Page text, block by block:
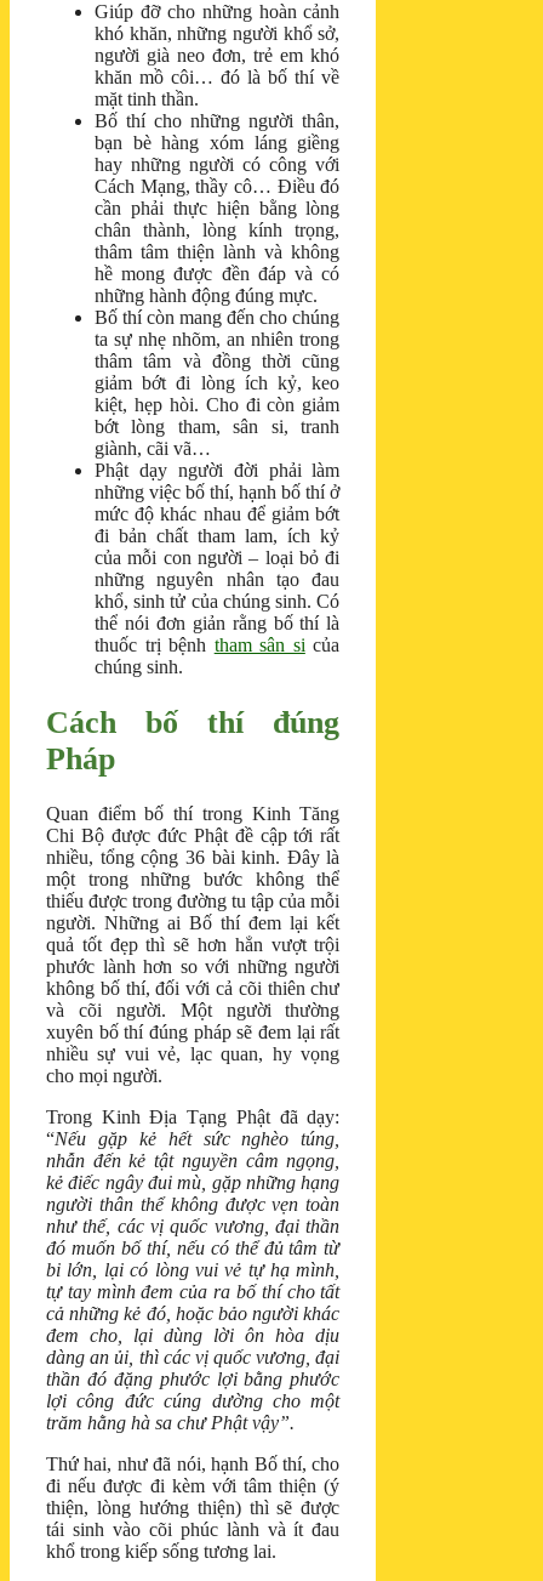
Giúp đỡ cho những hoàn cảnh
khó khăn, những người khổ sở,
người già neo đơn, trẻ em khó
khăn mồ côi… đó là bố thí về
mặt tinh thần.
Bố thí cho những người thân,
bạn bè hàng xóm láng giềng
hay những người có công với
Cách Mạng, thầy cô… Điều đó
cần phải thực hiện bằng lòng
chân thành, lòng kính trọng,
thâm tâm thiện lành và không
hề mong được đền đáp và có
những hành động đúng mực.
Bố thí còn mang đến cho chúng
ta sự nhẹ nhõm, an nhiên trong
thâm tâm và đồng thời cũng
giảm bớt đi lòng ích kỷ, keo
kiệt, hẹp hòi. Cho đi còn giảm
bớt lòng tham, sân si, tranh
giành, cãi vã…
Phật dạy người đời phải làm
những việc bố thí, hạnh bố thí ở
mức độ khác nhau để giảm bớt
đi bản chất tham lam, ích kỷ
của mỗi con người – loại bỏ đi
những nguyên nhân tạo đau
khổ, sinh tử của chúng sinh. Có
thể nói đơn giản rằng bố thí là
thuốc trị bệnh tham sân si của
chúng sinh.
Cách bố thí đúng
Pháp
Quan điểm bố thí trong Kinh Tăng
Chi Bộ được đức Phật đề cập tới rất
nhiều, tổng cộng 36 bài kinh. Đây là
một trong những bước không thể
thiếu được trong đường tu tập của mỗi
người. Những ai Bố thí đem lại kết
quả tốt đẹp thì sẽ hơn hẳn vượt trội
phước lành hơn so với những người
không bố thí, đối với cả cõi thiên chư
và cõi người. Một người thường
xuyên bố thí đúng pháp sẽ đem lại rất
nhiều sự vui vẻ, lạc quan, hy vọng
cho mọi người.
Trong Kinh Địa Tạng Phật đã dạy:
“Nếu gặp kẻ hết sức nghèo túng,
nhẫn đến kẻ tật nguyền câm ngọng,
kẻ điếc ngây đui mù, gặp những hạng
người thân thể không được vẹn toàn
như thế, các vị quốc vương, đại thần
đó muốn bố thí, nếu có thể đủ tâm từ
bi lớn, lại có lòng vui vẻ tự hạ mình,
tự tay mình đem của ra bố thí cho tất
cả những kẻ đó, hoặc bảo người khác
đem cho, lại dùng lời ôn hòa dịu
dàng an ủi, thì các vị quốc vương, đại
thần đó đặng phước lợi bằng phước
lợi công đức cúng dường cho một
trăm hằng hà sa chư Phật vậy”.
Thứ hai, như đã nói, hạnh Bố thí, cho
đi nếu được đi kèm với tâm thiện (ý
thiện, lòng hướng thiện) thì sẽ được
tái sinh vào cõi phúc lành và ít đau
khổ trong kiếp sống tương lai.